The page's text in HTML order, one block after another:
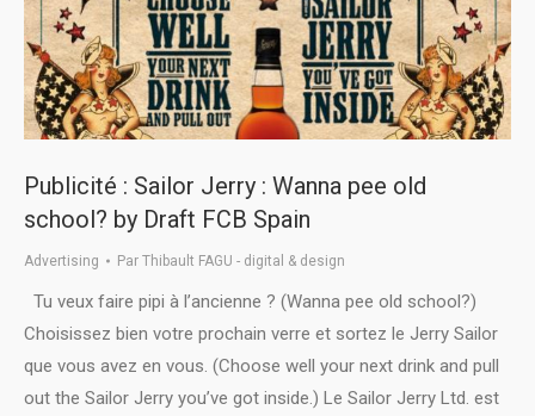
Publicité : Sailor Jerry : Wanna pee old
school? by Draft FCB Spain
Advertising Par Thibault FAGU - digital & design
Tu veux faire pipi à l’ancienne ? (Wanna pee old school?)
Choisissez bien votre prochain verre et sortez le Jerry Sailor
que vous avez en vous. (Choose well your next drink and pull
out the Sailor Jerry you’ve got inside.) Le Sailor Jerry Ltd. est